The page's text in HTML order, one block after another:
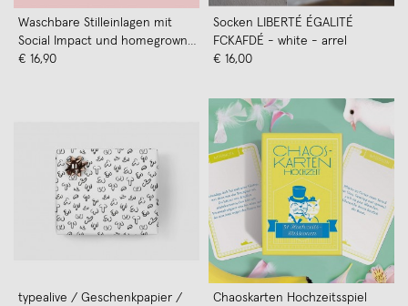
Waschbare Stilleinlagen mit
Social Impact und homegrown
Design von moodie x Squeeze it
€ 16,90
Socken LIBERTÉ ÉGALITÉ
FCKAFDÉ - white - arrel
€ 16,00
typealive / Geschenkpapier /
Chaoskarten Hochzeitsspiel